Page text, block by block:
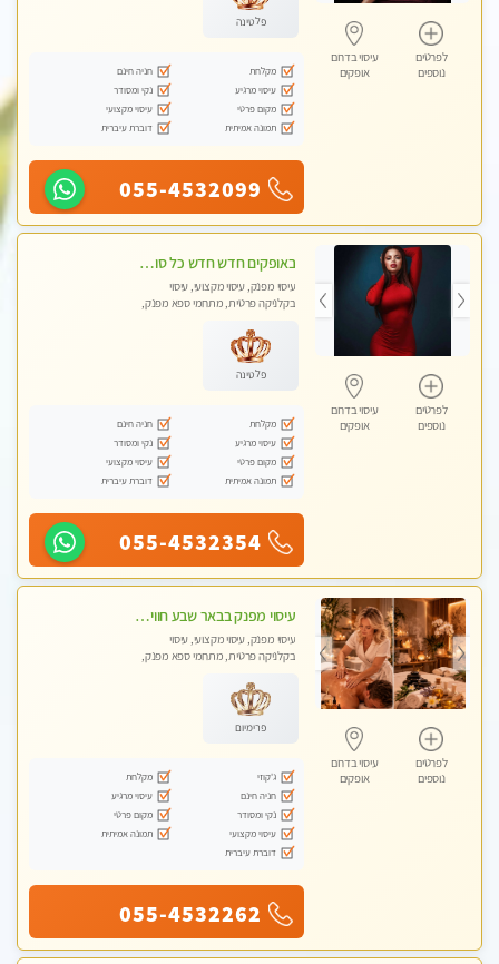
לפרטים
נוספים
עיסוי בדרום
אופקים
פלטינה
מקלחת
חניה חינם
עיסוי מרגיע
נקי ומסודר
מקום פרטי
עיסוי מקצועי
תמונה אמיתית
דוברת עיברית
055-4532099
לפרטים
נוספים
עיסוי בדרום
אופקים
באופקים חדש חדש כל סוגי העיסויים מעסה מקצועית ואיכותית פרטי!!!
עיסוי מפנק, עיסוי מקצועי, עיסוי
בקלניקה פרטית, מתחמי ספא מפנק,
פלטינה
מקלחת
חניה חינם
עיסוי מרגיע
נקי ומסודר
מקום פרטי
עיסוי מקצועי
תמונה אמיתית
דוברת עיברית
055-4532354
לפרטים
נוספים
עיסוי בדרום
אופקים
עיסוי מפנק בבאר שבע חוויה מרגיעה ובלתי נשכחת מעסות מקצועיות
עיסוי מפנק, עיסוי מקצועי, עיסוי
בקלניקה פרטית, מתחמי ספא מפנק,
פרימיום
ג'קוזי
מקלחת
חניה חינם
עיסוי מרגיע
נקי ומסודר
מקום פרטי
עיסוי מקצועי
תמונה אמיתית
דוברת עיברית
055-4532262